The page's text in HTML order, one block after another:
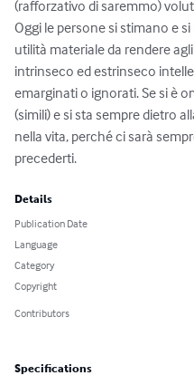
(rafforzativo di saremmo)
Oggi le persone si stimano e
utilità materiale da rendere
intrinseco ed estrinseco
emarginati o ignorati. Se si è
(simili) e si sta sempre dietro
nella vita, perché ci sarà
precederti.
Details
Publication Date
Language
Category
Copyright
Contributors
Specifications